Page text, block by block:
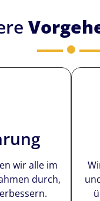
wir alle im
durch,